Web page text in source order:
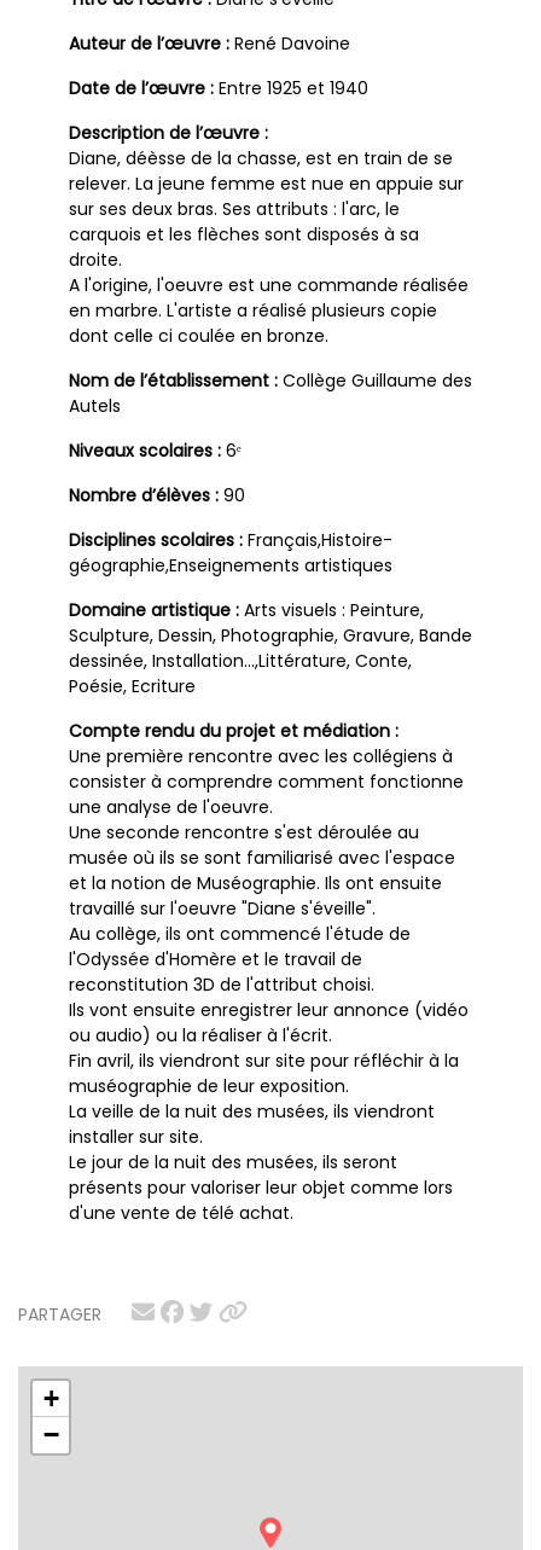
PARTAGER
+
−
Auteur de l’œuvre : René Davoine
Date de l’œuvre : Entre 1925 et 1940
Description de l’œuvre :
Diane, déèsse de la chasse, est en train de se
relever. La jeune femme est nue en appuie sur
sur ses deux bras. Ses attributs : l'arc, le
carquois et les flèches sont disposés à sa
droite.
A l'origine, l'oeuvre est une commande réalisée
en marbre. L'artiste a réalisé plusieurs copie
dont celle ci coulée en bronze.
Nom de l’établissement : Collège Guillaume des
Autels
Niveaux scolaires : 6ᵉ
Nombre d’élèves : 90
Disciplines scolaires : Français,Histoire-
géographie,Enseignements artistiques
Domaine artistique : Arts visuels : Peinture,
Sculpture, Dessin, Photographie, Gravure, Bande
dessinée, Installation…,Littérature, Conte,
Poésie, Ecriture
Compte rendu du projet et médiation :
Une première rencontre avec les collégiens à
consister à comprendre comment fonctionne
une analyse de l'oeuvre.
Une seconde rencontre s'est déroulée au
musée où ils se sont familiarisé avec l'espace
et la notion de Muséographie. Ils ont ensuite
travaillé sur l'oeuvre "Diane s'éveille".
Au collège, ils ont commencé l'étude de
l'Odyssée d'Homère et le travail de
reconstitution 3D de l'attribut choisi.
Ils vont ensuite enregistrer leur annonce (vidéo
ou audio) ou la réaliser à l'écrit.
Fin avril, ils viendront sur site pour réfléchir à la
muséographie de leur exposition.
La veille de la nuit des musées, ils viendront
installer sur site.
Le jour de la nuit des musées, ils seront
présents pour valoriser leur objet comme lors
d'une vente de télé achat.